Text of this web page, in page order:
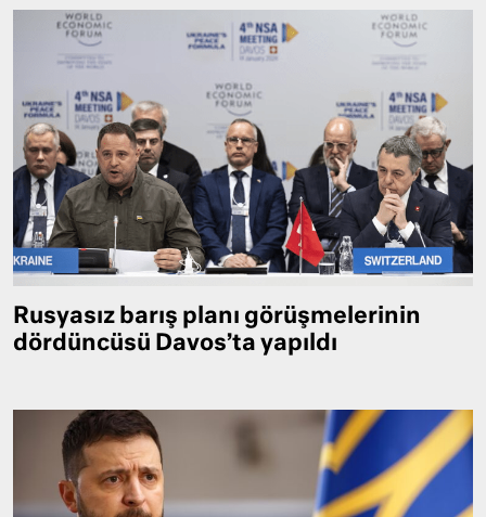
Rusyasız barış planı görüşmelerinin
dördüncüsü Davos’ta yapıldı